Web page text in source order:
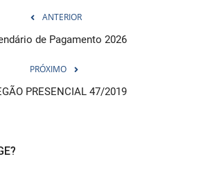
ANTERIOR
de Pagamento 2026
PRÓXIMO
PRESENCIAL 47/2019